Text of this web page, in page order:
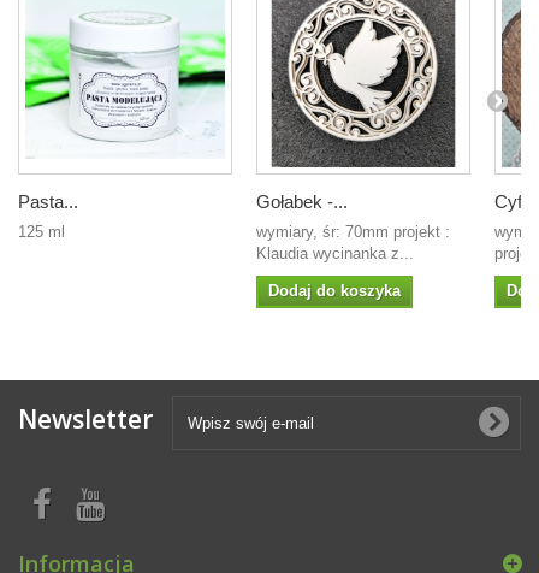
Pasta...
125 ml
Gołabek -...
wymiary, śr: 70mm projekt :
Klaudia wycinanka z...
Dodaj do koszyka
Newsletter
Informacja